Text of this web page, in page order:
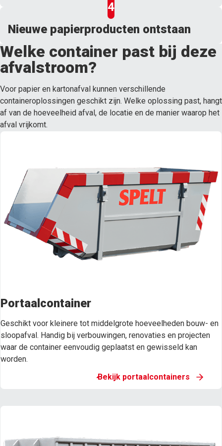
Nieuwe papierproducten ontstaan
Welke container past bij deze
afvalstroom?
Voor papier en kartonafval kunnen verschillende
containeroplossingen geschikt zijn. Welke oplossing past, hangt
af van de hoeveelheid afval, de locatie en de manier waarop het
afval vrijkomt.
Portaalcontainer
Geschikt voor kleinere tot middelgrote hoeveelheden bouw- en
sloopafval. Handig bij verbouwingen, renovaties en projecten
waar de container eenvoudig geplaatst en gewisseld kan
worden.
Bekijk portaalcontainers